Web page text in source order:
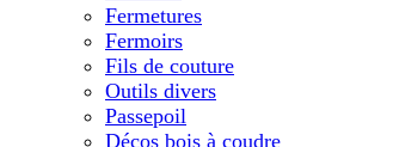
Fermetures
Fermoirs
Fils de couture
Outils divers
Passepoil
Décos bois à coudre